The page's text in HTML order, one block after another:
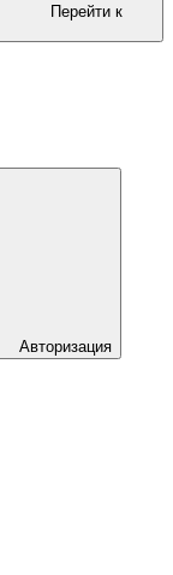
Перейти к
Авторизация